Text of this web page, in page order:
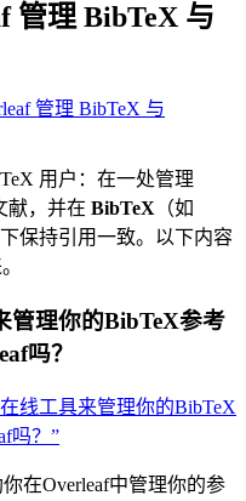
管理 BibTeX 与
管理 BibTeX 与
用户：在一处管理
献，并在 BibTeX （如
下保持引用一致。以下内容
管理你的BibTeX参考
吗？
线工具来管理你的BibTeX
吗？”
在Overleaf中管理你的参